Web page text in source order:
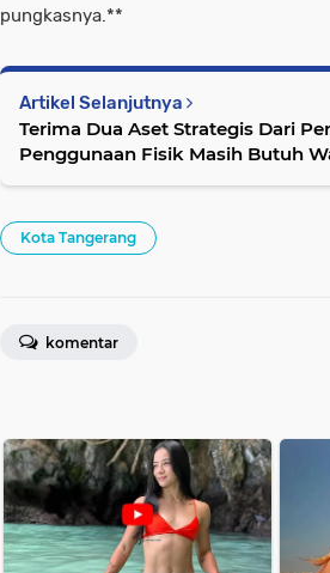
pungkasnya.**
Artikel Selanjutnya
Terima Dua Aset Strategis Dari
Penggunaan Fisik Masih Butuh
Kota Tangerang
komentar